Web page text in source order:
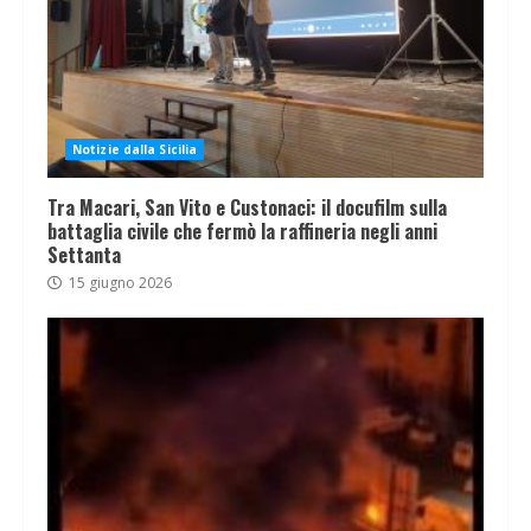
Notizie dalla Sicilia
Tra Macari, San Vito e Custonaci: il docufilm sulla
battaglia civile che fermò la raffineria negli anni
Settanta
15 giugno 2026